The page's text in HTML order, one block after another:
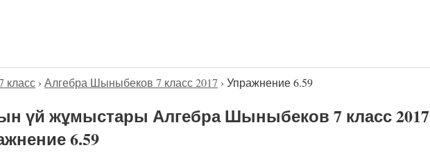
класс › Алгебра Шыныбеков 7 класс 2017 › Упражнение 6.59
үй жұмыстары Алгебра Шыныбеков 7 класс 2017
6.59